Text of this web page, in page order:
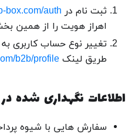
ثبت نام در box.com/auth
اهراز هویت را از همین
تغییر نوع حساب کاربری
طریق لینک b2b/profile
اطلاعات نگهداری شده
سفارش هایی با شیوه